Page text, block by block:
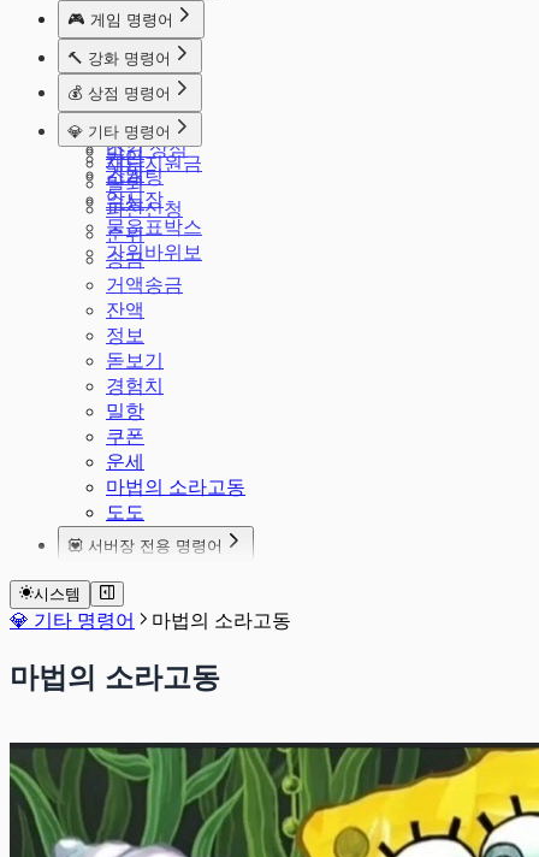
돈줘
출석체크
마카롱
알바
땅파기
적금
재난지원금
🎮 게임 명령어
주사위
룰렛
배치
발로
마크
소개팅
수능
물음표박스
가위바위보
🔨 강화 명령어
강화
공격
강화 판매
💰 상점 명령어
상점
스킨 상점
가방
암시장
💎 기타 명령어
가입
탈퇴
파산신청
순위
송금
거액송금
잔액
정보
돋보기
경험치
밀항
쿠폰
운세
마법의 소라고동
도도
💟 서버장 전용 명령어
서버설정 상점역할지정
시스템
💎 기타 명령어 마법의 소라고동
마법의 소라고동